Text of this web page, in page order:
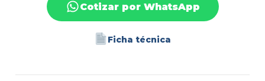
Cotizar por WhatsApp
Ficha técnica